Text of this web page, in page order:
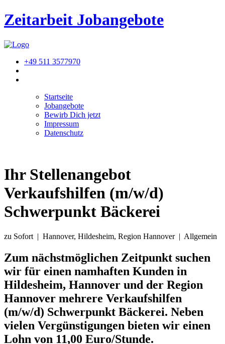
Zeitarbeit Jobangebote
+49 511 3577970
Startseite
Jobangebote
Bewirb Dich jetzt
Impressum
Datenschutz
Ihr Stellenangebot
Verkaufshilfen (m/w/d)
Schwerpunkt Bäckerei
zu Sofort | Hannover, Hildesheim, Region Hannover | Allgemein
Zum nächstmöglichen Zeitpunkt suchen
wir für einen namhaften Kunden in
Hildesheim, Hannover und der Region
Hannover mehrere Verkaufshilfen
(m/w/d) Schwerpunkt Bäckerei. Neben
vielen Vergünstigungen bieten wir einen
Lohn von 11,00 Euro/Stunde.